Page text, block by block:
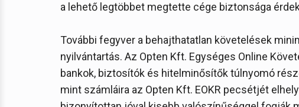
a lehető legtöbbet megtette cége biztonsága
További fegyver a behajthatatlan követelések
nyilvántartás. Az Opten Kft. Egységes Online
bankok, biztosítók és hitelminősítők túlnyomó
mint számláira az Opten Kft. EOKR pecsétjét